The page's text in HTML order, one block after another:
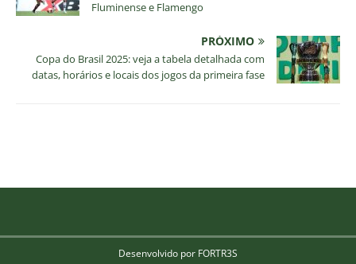
Fluminense e Flamengo
PRÓXIMO
Copa do Brasil 2025: veja a tabela detalhada com
datas, horários e locais dos jogos da primeira fase
Desenvolvido por FORTR3S